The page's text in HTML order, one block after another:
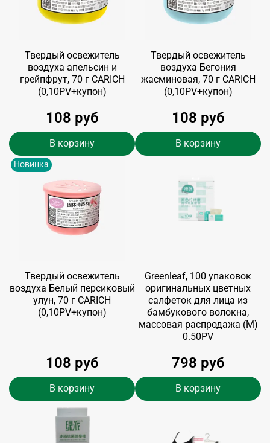
Твердый освежитель
воздуха апельсин и
грейпфрут, 70 г CARICH
(0,10PV+купон)
108 руб
В корзину
Твердый освежитель
воздуха Бегония
жасминовая, 70 г CARICH
(0,10PV+купон)
108 руб
В корзину
Новинка
Твердый освежитель
воздуха Белый персиковый
улун, 70 г CARICH
(0,10PV+купон)
108 руб
В корзину
Greenleaf, 100 упаковок
оригинальных цветных
салфеток для лица из
бамбукового волокна,
массовая распродажа (M)
0.50PV
798 руб
В корзину